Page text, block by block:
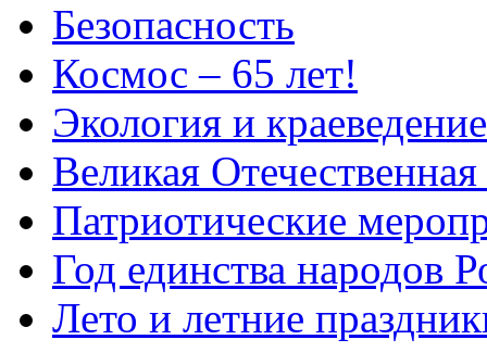
Безопасность
Космос – 65 лет!
Экология и краеведение
Великая
Патриотические
Год единства народов
Лето и летние